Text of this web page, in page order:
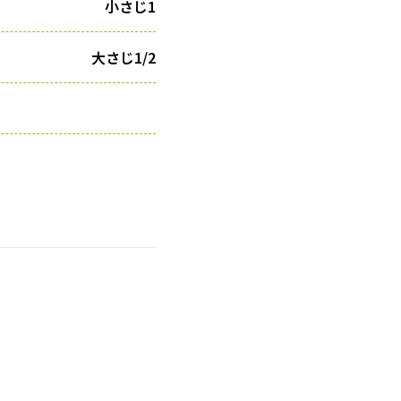
小さじ1
大さじ1/2